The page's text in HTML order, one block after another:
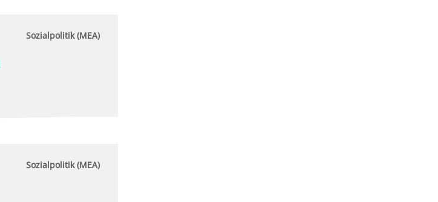
Sozialpolitik (MEA)
Sozialpolitik (MEA)